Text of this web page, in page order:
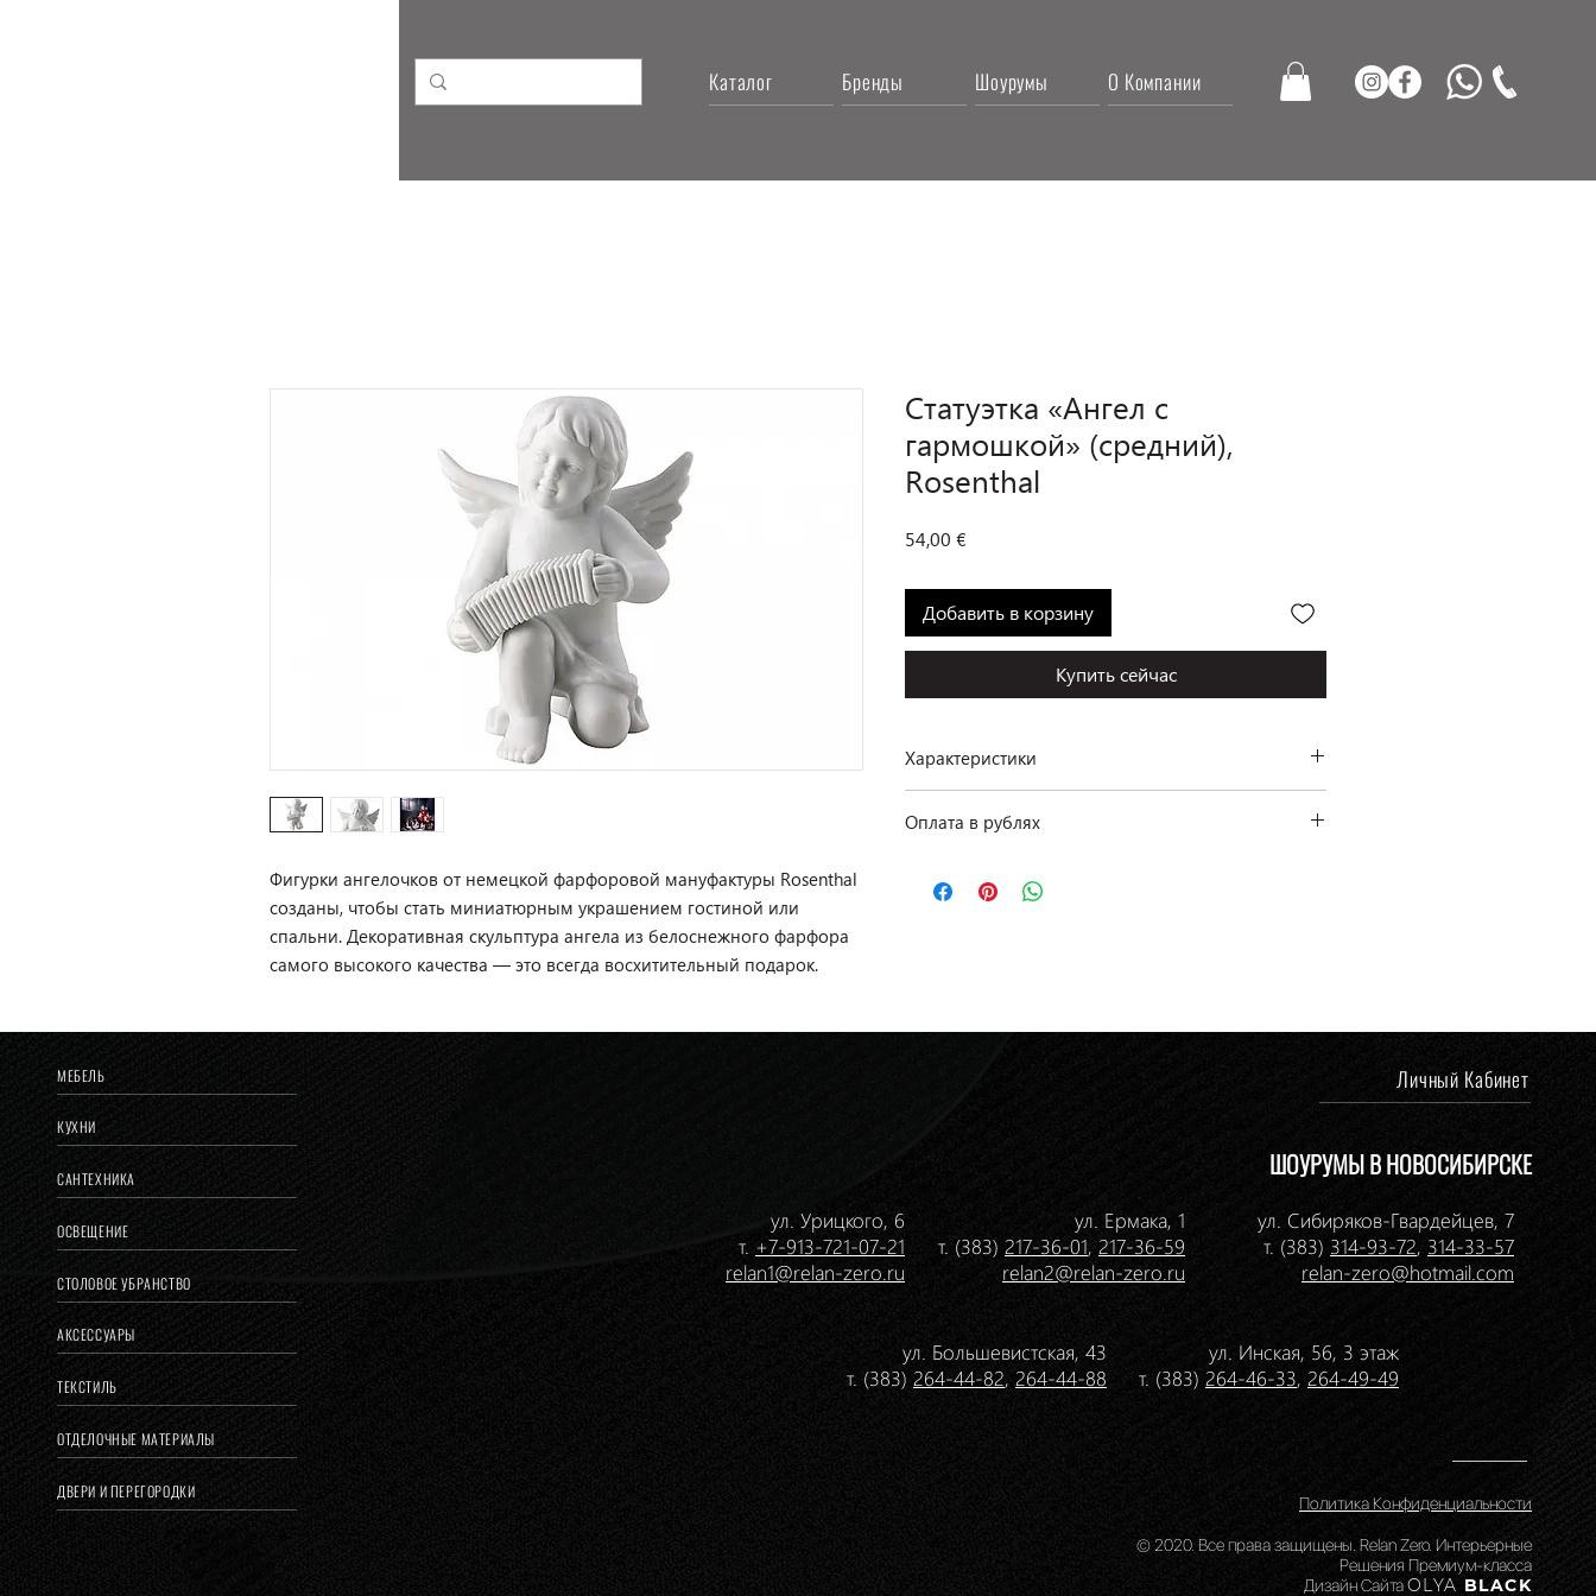
Каталог Бренды Шоурумы О Компании
Фигурки ангелочков от немецкой фарфоровой мануфактуры Rosenthal
созданы, чтобы стать миниатюрным украшением гостиной или
спальни. Декоративная скульптура ангела из белоснежного фарфора
самого высокого качества — это всегда восхитительный подарок.
Статуэтка «Ангел с
гармошкой» (средний),
Rosenthal
54,00 €
Добавить в корзину
Купить сейчас
Характеристики
Коллекция: Angels
Материал: фарфор
Отделка: матовая
Оплата в рублях
МЕБЕЛЬ
КУХНИ
САНТЕХНИКА
ОСВЕЩЕНИЕ
СТОЛОВОЕ УБРАНСТВО
АКСЕССУАРЫ
ТЕКСТИЛЬ
ОТДЕЛОЧНЫЕ МАТЕРИАЛЫ
ДВЕРИ И ПЕРЕГОРОДКИ
Личный Кабинет
ШОУРУМЫ В НОВОСИБИРСКЕ
ул. Урицкого, 6
т. +7-913-721-07-21
relan1@relan-zero.ru
ул. Ермака, 1
т. (383) 217-36-01, 217-36-59
relan2@relan-zero.ru
ул. Сибиряков-Гвардейцев, 7
т. (383) 314-93-72, 314-33-57
relan-zero@hotmail.com
ул. Большевистская, 43
т. (383) 264-44-82, 264-44-88
ул. Инская, 56, 3 этаж
т. (383) 264-46-33, 264-49-49
Политика Конфиденциальности
© 2020. Все права защищены. Relan Zero. Интерьерные
Решения Премиум-класса
Дизайн СайтаOLYA BLACK